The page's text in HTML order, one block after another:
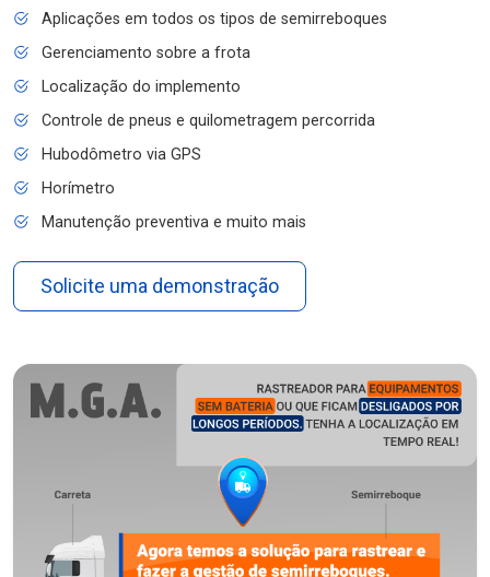
Aplicações em todos os tipos de semirreboques
Gerenciamento sobre a frota
Localização do implemento
Controle de pneus e quilometragem percorrida
Hubodômetro via GPS
Horímetro
Manutenção preventiva e muito mais
Solicite uma demonstração